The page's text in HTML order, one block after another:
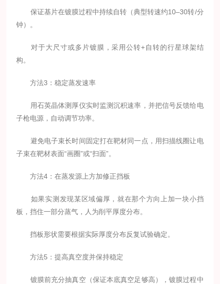
保证基片在镀膜过程中持续自转（典型转速约10–30转/分
钟）。
对于大尺寸或多片镀膜，采用公转+自转的行星球架结
构。
方法3：稳定蒸发速率
用石英晶体测厚仪实时监测沉积速率，并把信号反馈给电
子枪电源，自动调节功率。
避免电子束长时间固定打在靶材同一点，用扫描线圈让电
子束在靶材表面“画圈”或“扫面”。
方法4：在蒸发源上方加修正挡板
如果实测发现某区域偏厚，就在那个方向上加一块小挡
板，挡住一部分蒸气，人为削平厚度分布。
挡板形状需要根据实际厚度分布反复试验确定。
方法5：提高真空度并保持稳定
镀膜前充分抽真空（保证本底真空足够高），镀膜过程中